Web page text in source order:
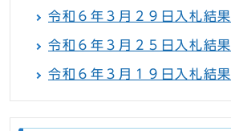
令和６年３月２９日入札結果
令和６年３月２５日入札結果
令和６年３月１９日入札結果